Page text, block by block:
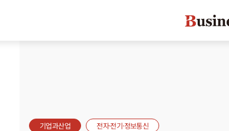
기업과산업 전자·전기·정보통신